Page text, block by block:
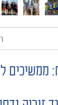
ממשיכים